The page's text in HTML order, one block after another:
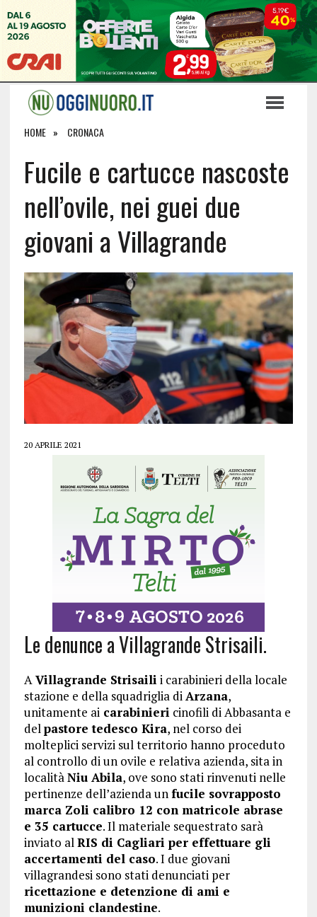
HOME CRONACA
Fucile e cartucce nascoste
nell’ovile, nei guei due
giovani a Villagrande
20 APRILE 2021
Le denunce a Villagrande Strisaili.
AVillagrande Strisaili i carabinieri della locale
stazione e della squadriglia diArzana,
unitamente aicarabinieri cinofili di Abbasanta e
delpastore tedesco Kira, nel corso dei
molteplici servizi sul territorio hanno proceduto
al controllo di un ovile e relativa azienda, sita in
localitàNiu Abila, ove sono stati rinvenuti nelle
pertinenze dell’azienda unfucile sovrapposto
marca Zoli calibro 12 con matricole abrase
e 35 cartucce. Il materiale sequestrato sarà
inviato alRIS di Cagliari per effettuare gli
accertamenti del caso. I due giovani
villagrandesi sono stati denunciati per
ricettazione e detenzione di ami e
munizioni clandestine.